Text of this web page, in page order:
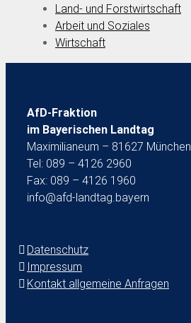
Land- und Forstwirtschaft
Arbeit und Soziales
Wirtschaft
AfD-Fraktion
im Bayerischen Landtag
Maximilianeum – 81627 München
Tel: 089 – 4126 2960
Fax: 089 – 4126 1960
info@afd-landtag.bayern
Datenschutz
Impressum
Kontakt allgemeine Anfragen